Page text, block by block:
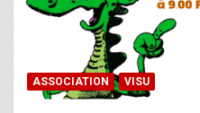
ASSOCIATION VISU